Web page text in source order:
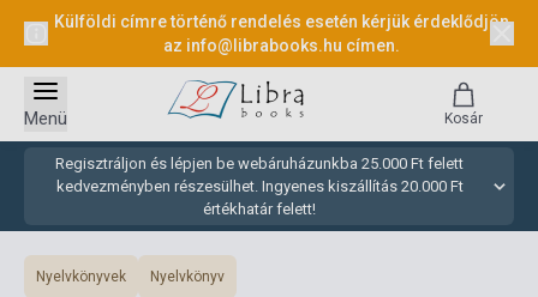
Külföldi címre történő rendelés esetén kérjük érdeklődjön
az info@librabooks.hu címen.
Regisztráljon és lépjen be webáruházunkba 25.000 Ft felett
kedvezményben részesülhet. Ingyenes kiszállítás 20.000 Ft
értékhatár felett!
Menü Kosár
Nyelvkönyvek Nyelvkönyv